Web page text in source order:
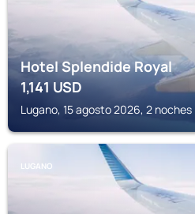
Hotel Splendide Royal
1,141USD
Lugano, 15 agosto 2026, 2 noches
LUGANO